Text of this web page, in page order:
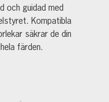
och guidad med
Kompatibla
säkrar de din
färden.